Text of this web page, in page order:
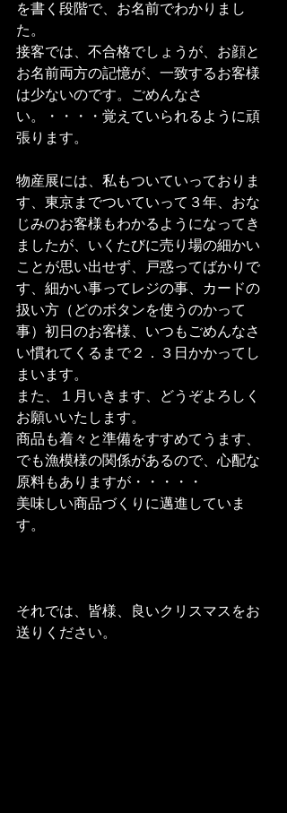
を書く段階で、お名前でわかりまし
た。
接客では、不合格でしょうが、お顔と
お名前両方の記憶が、一致するお客様
は少ないのです。ごめんなさ
い。・・・・覚えていられるように頑
張ります。
物産展には、私もついていっておりま
す、東京までついていって３年、おな
じみのお客様もわかるようになってき
ましたが、いくたびに売り場の細かい
ことが思い出せず、戸惑ってばかりで
す、細かい事ってレジの事、カードの
扱い方（どのボタンを使うのかって
事）初日のお客様、いつもごめんなさ
い慣れてくるまで２．３日かかってし
まいます。
また、１月いきます、どうぞよろしく
お願いいたします。
商品も着々と準備をすすめてうます、
でも漁模様の関係があるので、心配な
原料もありますが・・・・・
美味しい商品づくりに邁進していま
す。
それでは、皆様、良いクリスマスをお
送りください。